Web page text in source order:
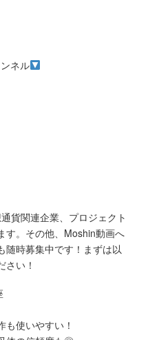
ネル
貨関連企業、プロジェクト
す。その他、Moshin動画へ
随時募集中です！まずは以
さい！
使いやすい！